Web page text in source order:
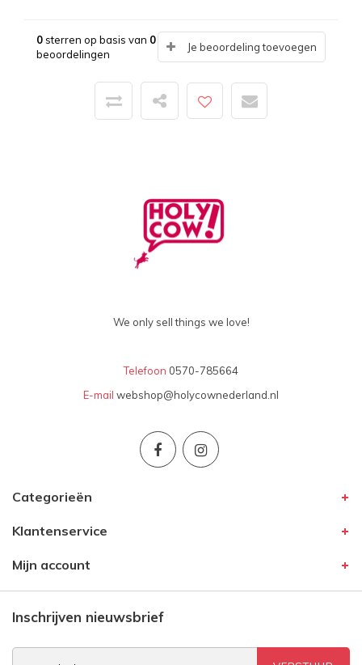
0sterren op basis van 0
beoordelingen
Je beoordeling toevoegen
We only sell things we love!
Telefoon 0570-785664
E-mail webshop@holycownederland.nl
Categorieën
Klantenservice
Mijn account
Inschrijven nieuwsbrief